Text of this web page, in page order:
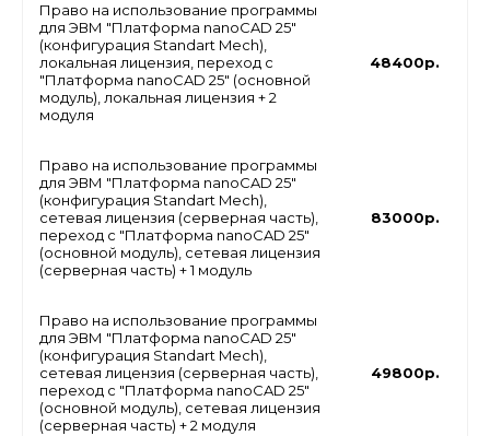
Право на использование программы
для ЭВМ "Платформа nanoCAD 25"
(конфигурация Standart Mech),
локальная лицензия, переход с
"Платформа nanoCAD 25" (основной
модуль), локальная лицензия + 2
модуля
48400р.
Право на использование программы
для ЭВМ "Платформа nanoCAD 25"
(конфигурация Standart Mech),
сетевая лицензия (серверная часть),
переход с "Платформа nanoCAD 25"
(основной модуль), сетевая лицензия
(серверная часть) + 1 модуль
83000р.
Право на использование программы
для ЭВМ "Платформа nanoCAD 25"
(конфигурация Standart Mech),
сетевая лицензия (серверная часть),
переход с "Платформа nanoCAD 25"
(основной модуль), сетевая лицензия
(серверная часть) + 2 модуля
49800р.